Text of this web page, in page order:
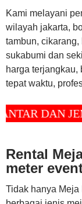
Kami melayani
wilayah jakarta,
tambun,
sukabumi dan
harga terjangkau,
tepat waktu,
JEMPUT
Rental
meter
Tidak hanya